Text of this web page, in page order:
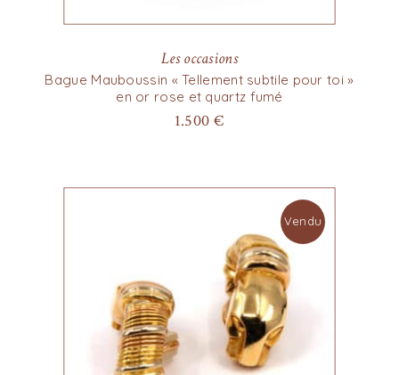
Les occasions
Bague Mauboussin « Tellement subtile pour toi »
en or rose et quartz fumé
1.500 €
Vendu